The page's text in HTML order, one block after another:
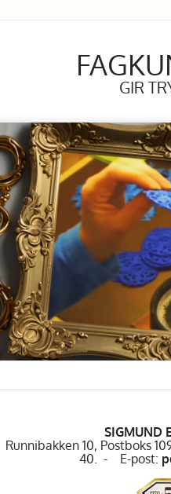
GIR
SIGMUND
Runnibakken 10, Postboks
40. - E-post: